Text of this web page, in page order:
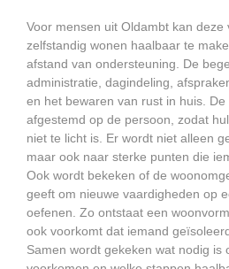
Voor mensen uit Oldambt kan deze
zelfstandig wonen haalbaar te
afstand van ondersteuning. De
administratie, dagindeling,
en het bewaren van rust in huis.
afgestemd op de persoon, zodat
niet te licht is. Er wordt niet alleen
maar ook naar sterke punten die
Ook wordt bekeken of de
geeft om nieuwe vaardigheden op
oefenen. Zo ontstaat een
ook voorkomt dat iemand
Samen wordt gekeken wat nodig is